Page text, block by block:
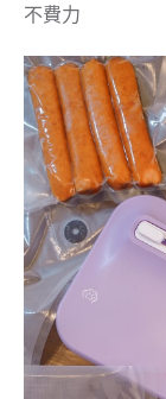
不費力